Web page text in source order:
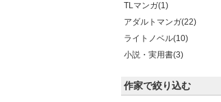
TLマンガ(1)
アダルトマンガ(22)
ライトノベル(10)
小説・実用書(3)
作家で絞り込む